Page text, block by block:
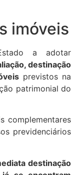
imóveis
a adotar
destinação
previstos na
patrimonial do
complementares
previdenciários
destinação